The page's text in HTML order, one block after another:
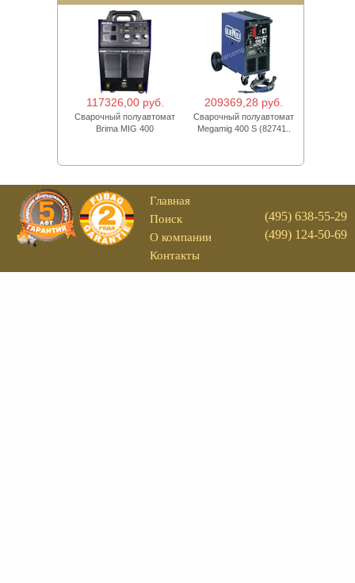
117326,00 руб.
Сварочный полуавтомат
Brima MIG 400
209369,28 руб.
Сварочный полуавтомат
Megamig 400 S (82741..
Главная
Поиск
О компании
Контакты
(495) 638-55-29
(499) 124-50-69